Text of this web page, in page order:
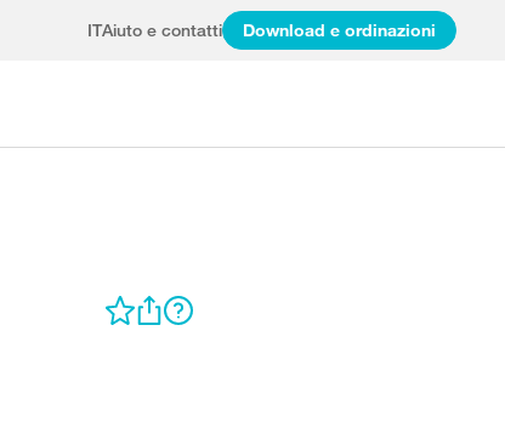
ITAiuto e contatti Download e ordinazioni